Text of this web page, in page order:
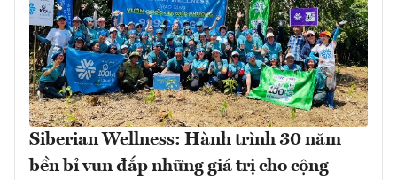
Siberian Wellness: Hành trình 30 năm
bền bỉ vun đắp những giá trị cho cộng